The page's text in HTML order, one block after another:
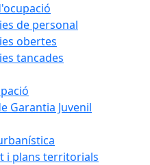
de personal
obertes
tancades
Garantia Juvenil
i plans territorials